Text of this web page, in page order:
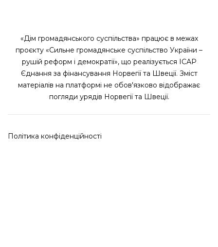
«Дім громадянського суспільства» працює в межах
проєкту «Сильне громадянське суспільство України –
рушій реформ і демократії», що реалізується ІСАР
Єднання за фінансування Норвегії та Швеції. Зміст
матеріалів на платформі не обов'язково відображає
погляди урядів Норвегії та Швеції.
Політика конфіденційності